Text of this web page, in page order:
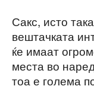
Сакс, исто
вештачката
ќе имаат
места во
тоа е голема